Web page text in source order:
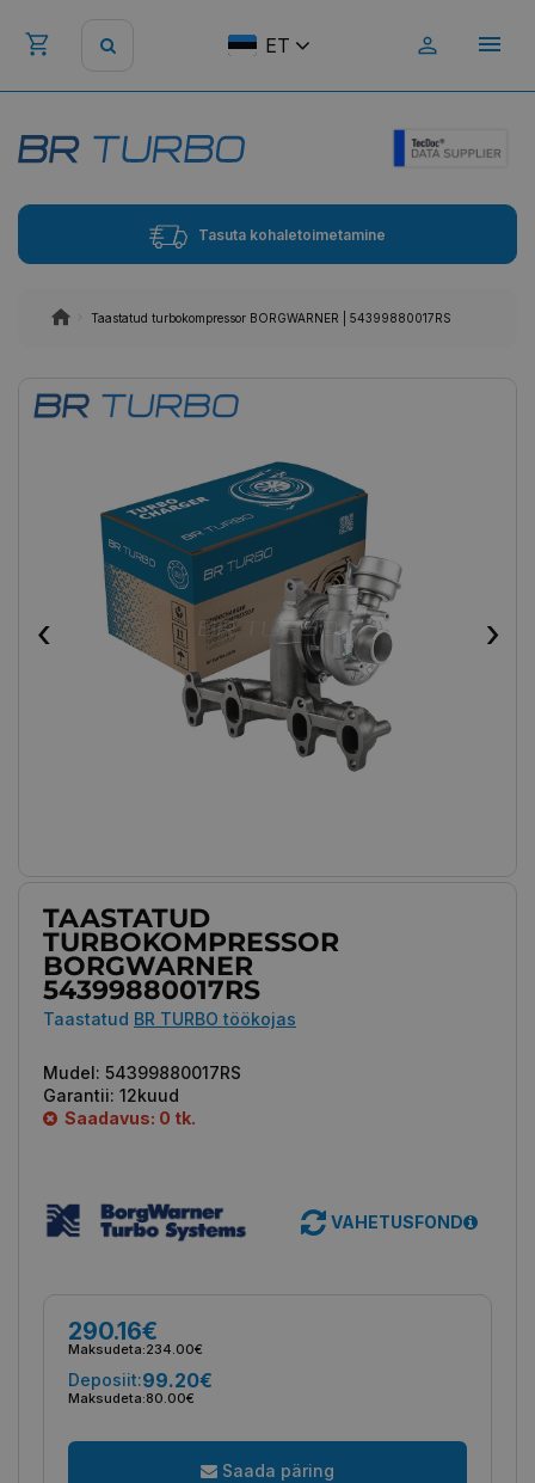
ET
Tasuta kohaletoimetamine
Taastatud turbokompressor BORGWARNER | 54399880017RS
‹ ›
TAASTATUD
TURBOKOMPRESSOR
BORGWARNER
54399880017RS
Taastatud BR TURBO töökojas
Mudel: 54399880017RS
Garantii: 12kuud
Saadavus: 0 tk.
VAHETUSFOND
290.16€
Maksudeta:234.00€
Deposiit:99.20€
Maksudeta:80.00€
Saada päring